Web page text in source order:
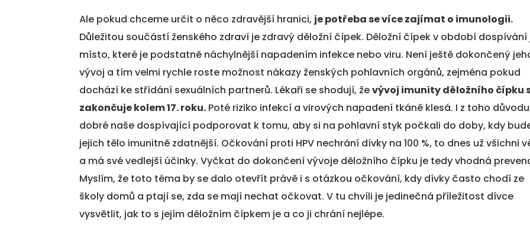
Ale pokud chceme určit o něco zdravější hranici, je potřeba se více zajímat o imunologii.
Důležitou součástí ženského zdraví je zdravý děložní čípek. Děložní čípek v období dospívání
místo, které je podstatně náchylnější napadením infekce nebo viru. Není ještě dokončený
vývoj a tím velmi rychle roste možnost nákazy ženských pohlavních orgánů, zejména pokud
dochází ke střídání sexuálních partnerů. Lékaři se shodují, ževývoj imunity děložního čípku
zakončuje kolem 17. roku. Poté riziko infekcí a virových napadení tkáně klesá. I z toho
dobré naše dospívající podporovat k tomu, aby si na pohlavní styk počkali do doby, kdy
jejich tělo imunitně zdatnější. Očkování proti HPV nechrání dívky na 100 %, to dnes už všichni
a má své vedlejší účinky. Vyčkat do dokončení vývoje děložního čípku je tedy vhodná
Myslím, že toto téma by se dalo otevřít právě i s otázkou očkování, kdy dívky často chodí ze
školy domů a ptají se, zda se mají nechat očkovat. V tu chvíli je jedinečná příležitost dívce
vysvětlit, jak to s jejím děložním čípkem je a co ji chrání nejlépe.